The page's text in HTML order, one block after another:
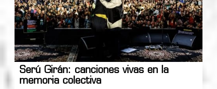
Serú Girán: canciones vivas en la
memoria colectiva